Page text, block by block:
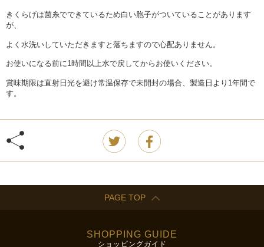
きくらげは菌糸でできているため白い胞子がついていることがあります
が、
よく水洗いしていただきますと落ちますので心配ありません。
お使いになる前に1時間以上水で戻してからお使いください。
賞味期限は直射日光を避け常温保存で未開封の場合、製造日より1年間で
す。
PAGE TOP
SHOPPING GUIDE
ショッピングガイド